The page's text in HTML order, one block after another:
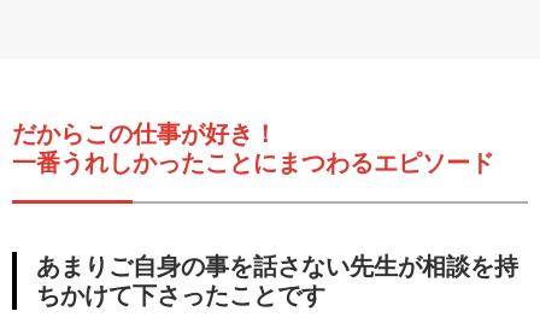
だからこの仕事が好き！
一番うれしかったことにまつわるエピソード
あまりご自身の事を話さない先生が相談を持
ちかけて下さったことです